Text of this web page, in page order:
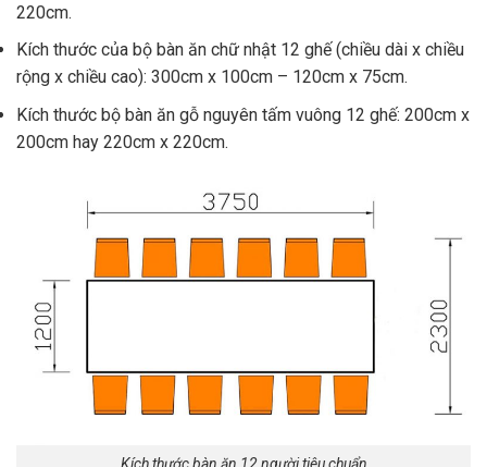
220cm.
Kích thước của bộ bàn ăn chữ nhật 12 ghế (chiều dài x chiều
rộng x chiều cao): 300cm x 100cm – 120cm x 75cm.
Kích thước bộ bàn ăn gỗ nguyên tấm vuông 12 ghế: 200cm x
200cm hay 220cm x 220cm.
Kích thước bàn ăn 12 người tiêu chuẩn